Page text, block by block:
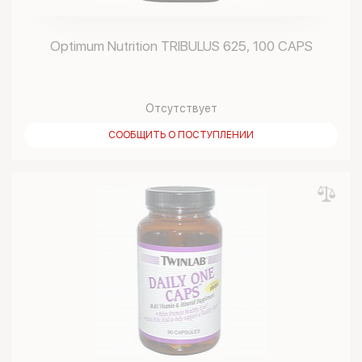
Optimum Nutrition TRIBULUS 625, 100 CAPS
Отсутствует
СООБЩИТЬ О ПОСТУПЛЕНИИ